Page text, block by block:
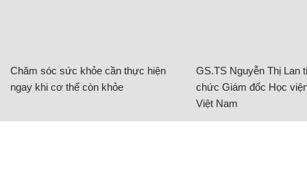
Chăm sóc sức khỏe cần thực hiện
ngay khi cơ thể còn khỏe
GS.TS Nguyễn Thị Lan
chức Giám đốc Học
Việt Nam